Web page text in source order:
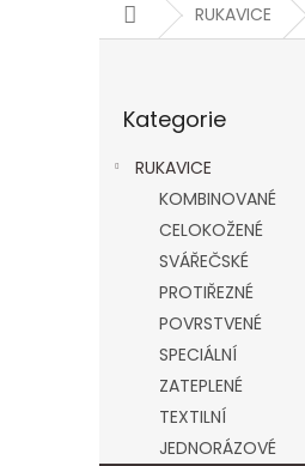
DomůRUKAVICE
kategorie
Kategorie
RUKAVICE
KOMBINOVANÉ
CELOKOŽENÉ
SVÁŘEČSKÉ
PROTIŘEZNÉ
POVRSTVENÉ
SPECIÁLNÍ
ZATEPLENÉ
TEXTILNÍ
JEDNORÁZOVÉ